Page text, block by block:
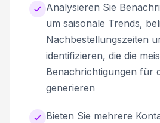
Analysieren Sie
um saisonale Trends,
Nachbestellungszeiten
identifizieren, die die
Benachrichtigungen für
generieren
Bieten Sie mehrere